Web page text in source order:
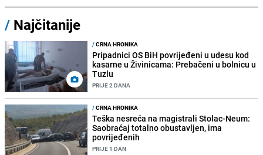
/ Najčitanije
/CRNA HRONIKA
Pripadnici OS BiH povrijeđeni u udesu kod
kasarne u Živinicama: Prebačeni u bolnicu u
Tuzlu
PRIJE 2 DANA
/CRNA HRONIKA
Teška nesreća na magistrali Stolac-Neum:
Saobraćaj totalno obustavljen, ima
povrijeđenih
PRIJE 1 DAN